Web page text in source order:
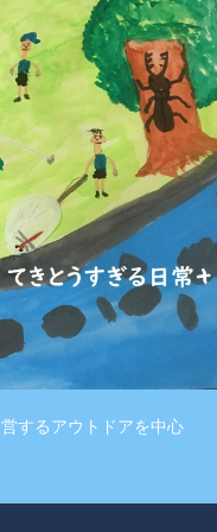
するアウトドアを中心